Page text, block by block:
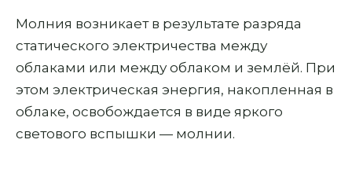
Молния возникает в результате разряда
статического электричества между
облаками или между облаком и землёй. При
этом электрическая энергия, накопленная в
облаке, освобождается в виде яркого
светового вспышки — молнии.